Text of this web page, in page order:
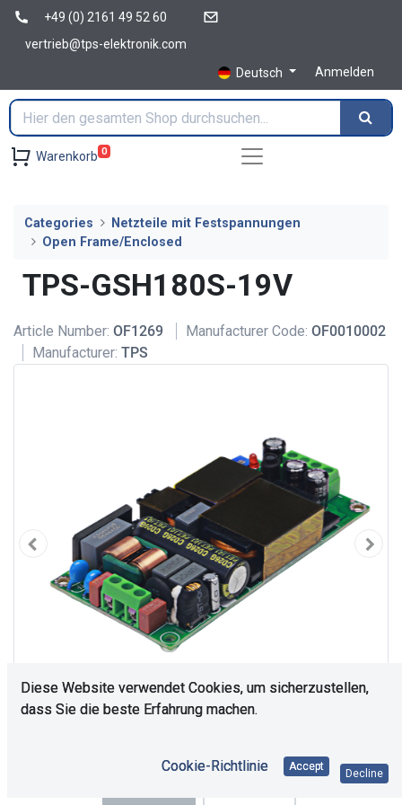
+49 (0) 2161 49 52 60
vertrieb@tps-elektronik.com
Deutsch
Anmelden
Warenkorb 0
Categories
Netzteile mit Festspannungen
Open Frame/Enclosed
TPS-GSH180S-19V
Article Number: OF1269 Manufacturer Code: OF0010002
Manufacturer: TPS
Diese Website verwendet Cookies, um sicherzustellen,
dass Sie die beste Erfahrung machen.
Cookie-Richtlinie Accept
Decline